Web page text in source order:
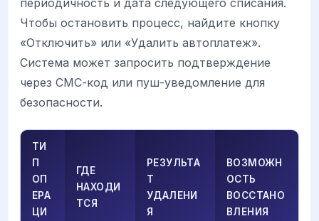
Чтобы остановить процесс, найдите кнопку
«Отключить» или «Удалить автоплатеж».
Система может запросить подтверждение
через СМС-код или пуш-уведомление для
безопасности.
ТИ
П
ОП
ЕРА
ЦИ
ГДЕ
НАХОДИ
ТСЯ
РЕЗУЛЬТА
Т
УДАЛЕНИ
Я
ВОЗМОЖН
ОСТЬ
ВОССТАНО
ВЛЕНИЯ